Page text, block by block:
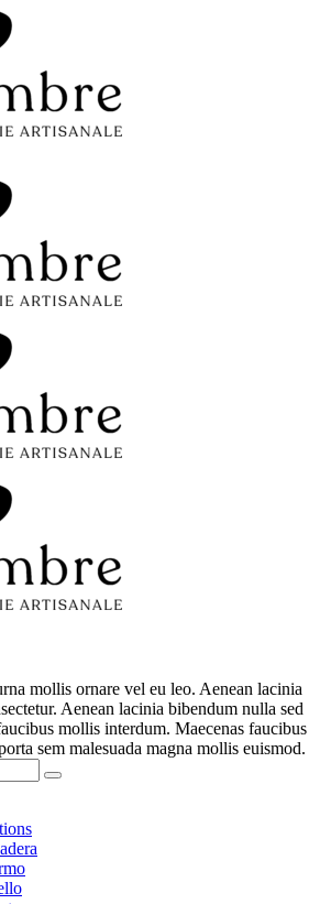
mollis ornare vel eu leo. Aenean lacinia
Aenean lacinia bibendum nulla sed
mollis interdum. Maecenas faucibus
sem malesuada magna mollis euismod.